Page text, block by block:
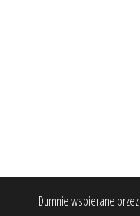
Dumnie wspierane przez